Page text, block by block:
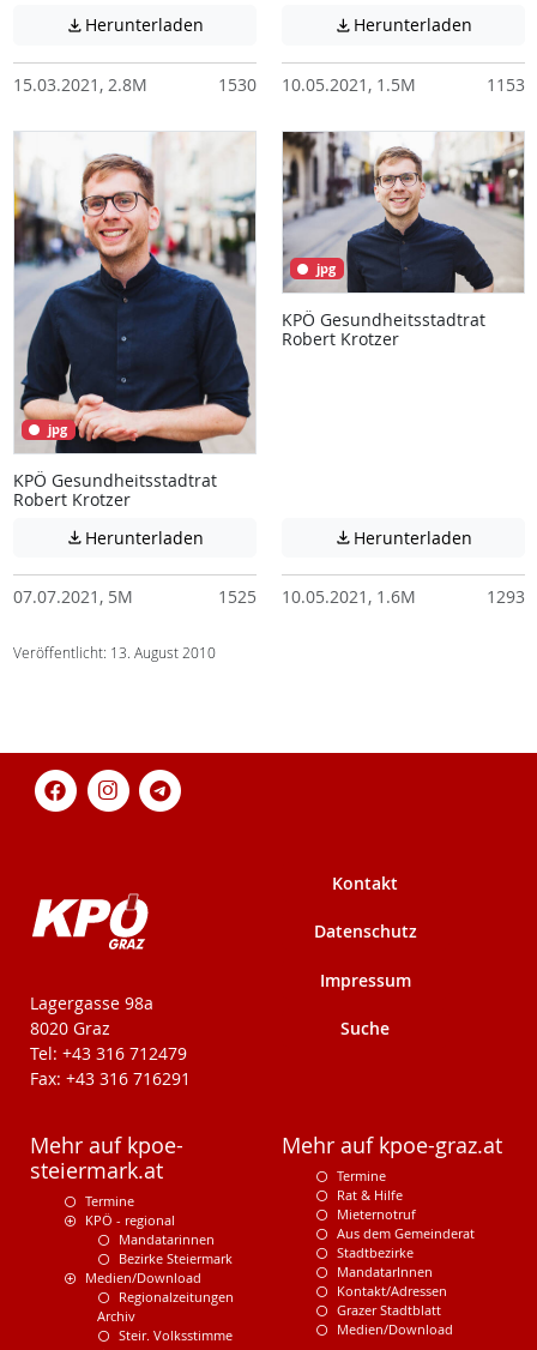
 Herunterladen Achtung: Diese Datei enthält unter
15.03.2021, 2.8M 1530
 Herunterladen
10.05.2021, 1.5M 1153
jpg
KPÖ Gesundheitsstadtrat
Robert Krotzer
 Herunterladen Achtung: Diese Datei enthält unter
07.07.2021, 5M 1525
jpg
KPÖ Gesundheitsstadtrat
Robert Krotzer
 Herunterladen
10.05.2021, 1.6M 1293
Veröffentlicht: 13. August 2010
KPÖ-Steiermark
Lagergasse 98a
8020 Graz
Tel: +43 316 712479
Fax: +43 316 716291
Kontakt
Datenschutz
Impressum
Suche
Mehr auf kpoe-
steiermark.at
Termine
KPÖ - regional
Mandatarinnen
Bezirke Steiermark
Medien/Download
Regionalzeitungen
Archiv
Steir. Volksstimme
Mehr auf kpoe-graz.at
Termine
Rat & Hilfe
Mieternotruf
Aus dem Gemeinderat
Stadtbezirke
MandatarInnen
Kontakt/Adressen
Grazer Stadtblatt
Medien/Download